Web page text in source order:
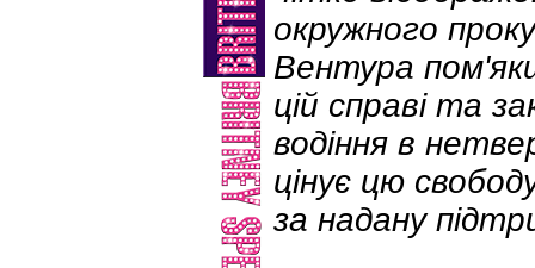
окружного
Вентура
цій справі та
водіння в
цінує цю
за надану